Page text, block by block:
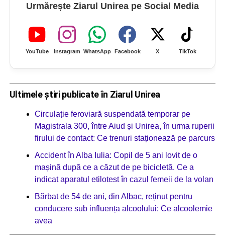
Urmărește Ziarul Unirea pe Social Media
YouTube Instagram WhatsApp Facebook X TikTok
Ultimele știri publicate în Ziarul Unirea
Circulație feroviară suspendată temporar pe
Magistrala 300, între Aiud și Unirea, în urma ruperii
firului de contact: Ce trenuri staționează pe parcurs
Accident în Alba Iulia: Copil de 5 ani lovit de o
mașină după ce a căzut de pe bicicletă. Ce a
indicat aparatul etilotest în cazul femeii de la volan
Bărbat de 54 de ani, din Albac, reținut pentru
conducere sub influența alcoolului: Ce alcoolemie
avea